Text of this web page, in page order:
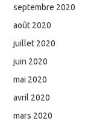
septembre 2020
août 2020
juillet 2020
juin 2020
mai 2020
avril 2020
mars 2020